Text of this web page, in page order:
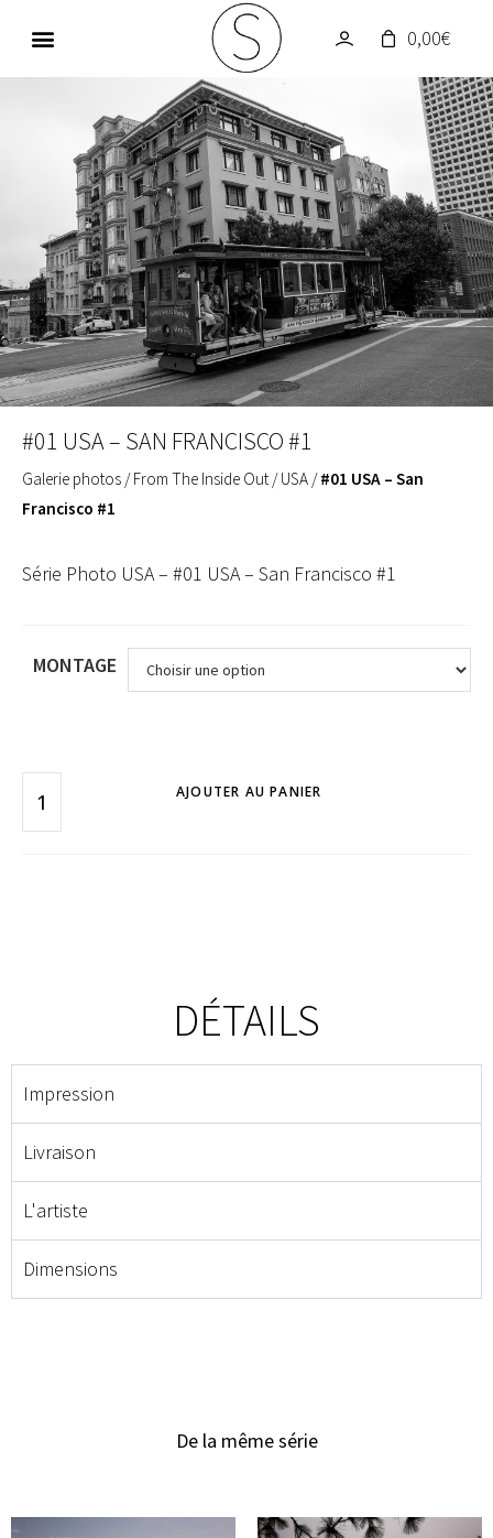
0,00€
#01 USA – SAN FRANCISCO #1
Galerie photos /From The Inside Out /USA /#01 USA – San
Francisco #1
Série Photo USA – #01 USA – San Francisco #1
MONTAGE
AJOUTER AU PANIER
DÉTAILS
Impression
Livraison
L'artiste
Dimensions
De la même série